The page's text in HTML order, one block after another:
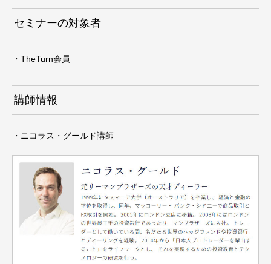
セミナーの対象者
・TheTurn会員
講師情報
・ニコラス・グールド講師